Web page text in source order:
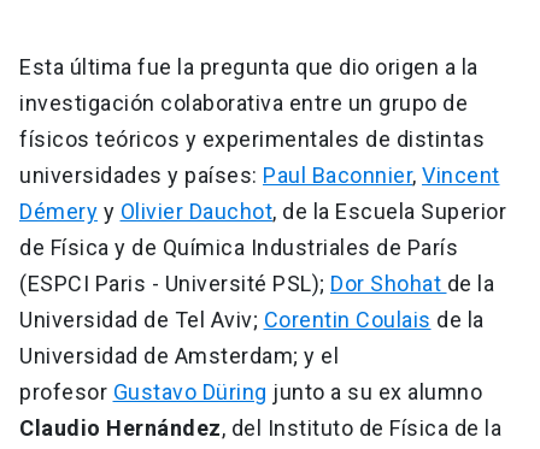
Esta última fue la pregunta que dio origen a la
investigación colaborativa entre un grupo de
físicos teóricos y experimentales de distintas
universidades y países: Paul Baconnier, Vincent
Démery y Olivier Dauchot, de la Escuela Superior
de Física y de Química Industriales de París
(ESPCI Paris - Université PSL); Dor Shohat de la
Universidad de Tel Aviv; Corentin Coulais de la
Universidad de Amsterdam; y el
profesor Gustavo Düring junto a su ex alumno
Claudio Hernández, del Instituto de Física de la